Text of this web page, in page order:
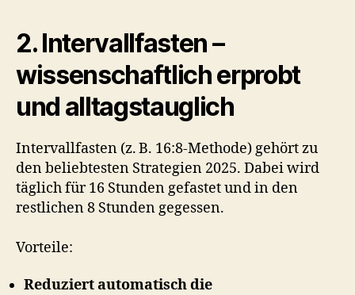
2. Intervallfasten –
wissenschaftlich erprobt
und alltagstauglich
Intervallfasten (z. B. 16:8-Methode) gehört zu
den beliebtesten Strategien 2025. Dabei wird
täglich für 16 Stunden gefastet und in den
restlichen 8 Stunden gegessen.
Vorteile:
Reduziert automatisch die